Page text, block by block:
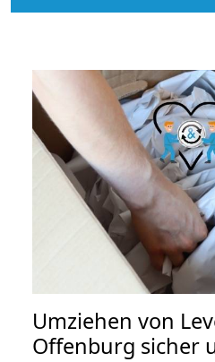
Umziehen von
Offenburg sicher